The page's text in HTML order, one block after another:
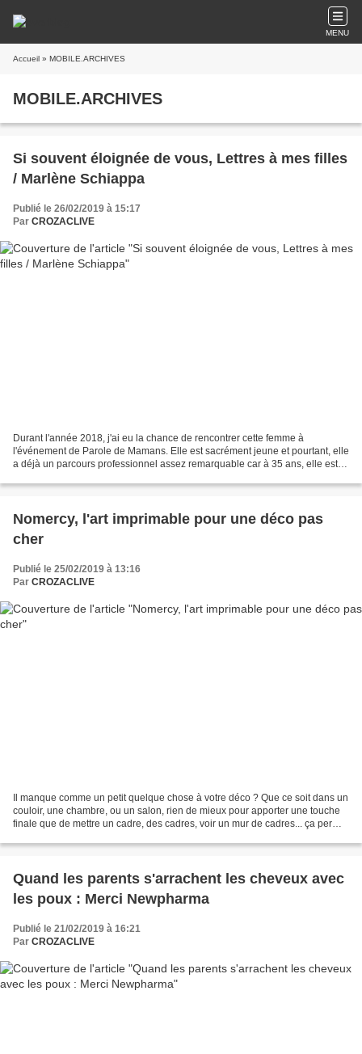
MENU
Accueil » MOBILE.ARCHIVES
MOBILE.ARCHIVES
Si souvent éloignée de vous, Lettres à mes filles
/ Marlène Schiappa
Publié le 26/02/2019 à 15:17
Par CROZACLIVE
Durant l'année 2018, j'ai eu la chance de rencontrer cette femme à
l'événement de Parole de Mamans. Elle est sacrément jeune et pourtant, elle
a déjà un parcours professionnel assez remarquable car à 35 ans, elle est
Nomercy, l'art imprimable pour une déco pas
cher
Publié le 25/02/2019 à 13:16
Par CROZACLIVE
Il manque comme un petit quelque chose à votre déco ? Que ce soit dans un
couloir, une chambre, ou un salon, rien de mieux pour apporter une touche
finale que de mettre un cadre, des cadres, voir un mur de cadres... ça permet
Quand les parents s'arrachent les cheveux avec
les poux : Merci Newpharma
Publié le 21/02/2019 à 16:21
Par CROZACLIVE